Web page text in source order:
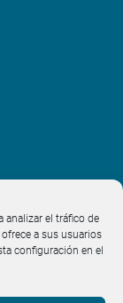
analizar el tráfico de
a sus usuarios
configuración en el